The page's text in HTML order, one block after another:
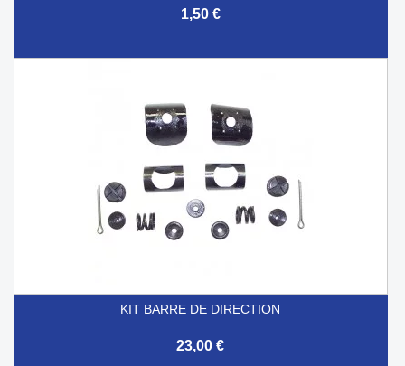
1,50 €
KIT BARRE DE DIRECTION
23,00 €